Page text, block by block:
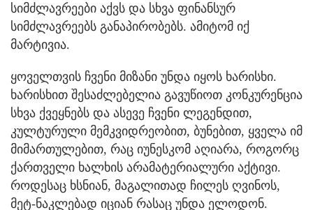
სიმძლავრეები აქვს და სხვა ფინანსურ
სიმძლავრეებს განაპირობებს. ამიტომ იქ
მარტივია.
ყოველთვის ჩვენი მიზანი უნდა იყოს ხარისხი.
ხარისხით შესაძლებელია გავუწიოთ კონკურენცია
სხვა ქვეყნებს და ასევე ჩვენი ლეგენდით,
კულტურული მემკვიდრეობით, ბუნებით, ყველა იმ
მიმართულებით, რაც იუნესკომ აღიარა, როგორც
ქართველი ხალხის არამატერიალური აქტივი.
როდესაც ხსნიან, მაგალითად ჩილეს ღვინოს,
მეტ-ნაკლებად იციან რასაც უნდა ელოდონ.